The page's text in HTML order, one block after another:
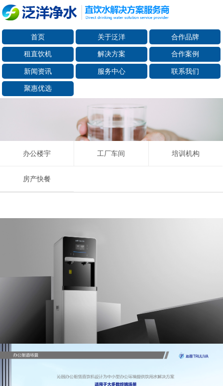
首页 关于泛洋 合作品牌
租直饮机 解决方案 合作案例
新闻资讯 服务中心 联系我们
聚惠优选
办公楼宇 工厂车间 培训机构
房产快餐